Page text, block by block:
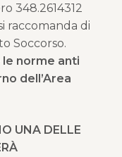
348.2614312
raccomanda di
Soccorso.
norme anti
dell’Area
UNA DELLE